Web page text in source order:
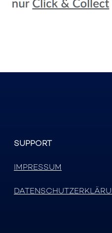
SUPPORT
IMPRESSUM